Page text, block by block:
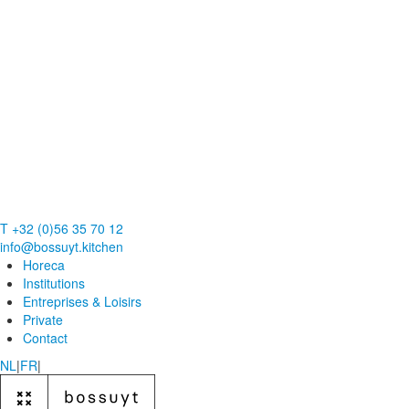
T +32 (0)56 35 70 12
info@bossuyt.kitchen
Horeca
Institutions
Entreprises & Loisirs
Private
Contact
NL|FR|